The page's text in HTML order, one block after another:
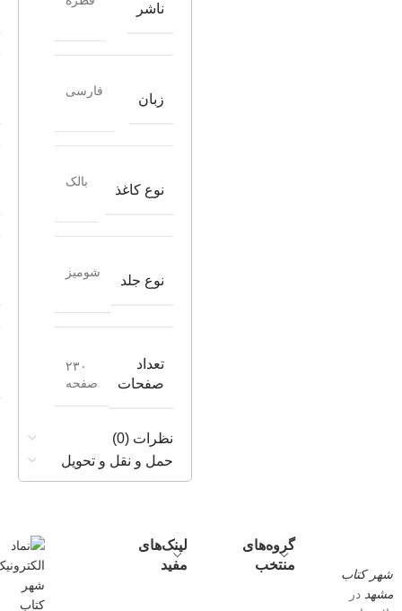
ناشر
زبان
فارسی
نوع کاغذ
بالک
نوع جلد
شومیز
تعداد
صفحات
۲۳۰
صفحه
نظرات (0)
حمل و نقل و تحویل
شهر کتاب
مشهد در
گروه‌های
منتخب
لینک‌های
مفید